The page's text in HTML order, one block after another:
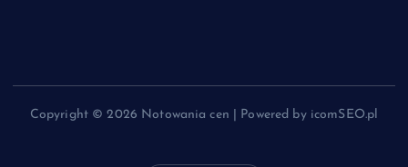
Copyright © 2026 Notowania cen | Powered by icomSEO.pl